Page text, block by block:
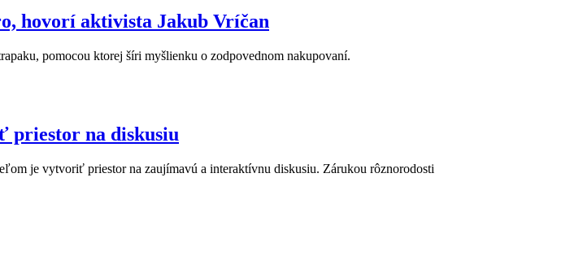
hovorí aktivista Jakub Vríčan
pomocou ktorej šíri myšlienku o zodpovednom nakupovaní.
priestor na diskusiu
je vytvoriť priestor na zaujímavú a interaktívnu diskusiu. Zárukou rôznorodosti